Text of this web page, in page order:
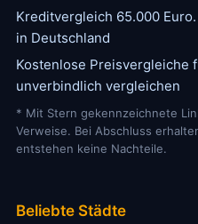
Kreditvergleich 65.000
in Deutschland
Kostenlose Preisvergleiche
unverbindlich vergleichen
* Mit Stern gekennzeichnete
Verweise. Bei Abschluss
entstehen keine Nachteile.
Beliebte Städte